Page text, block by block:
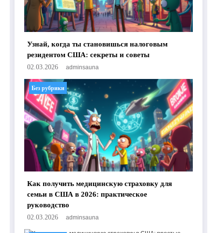
Узнай, когда ты становишься налоговым
резидентом США: секреты и советы
02.03.2026 adminsauna
Без рубрики
Как получить медицинскую страховку для
семьи в США в 2026: практическое
руководство
02.03.2026 adminsauna